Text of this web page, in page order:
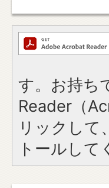
す。お持ち
Reader（
リックして
トールして